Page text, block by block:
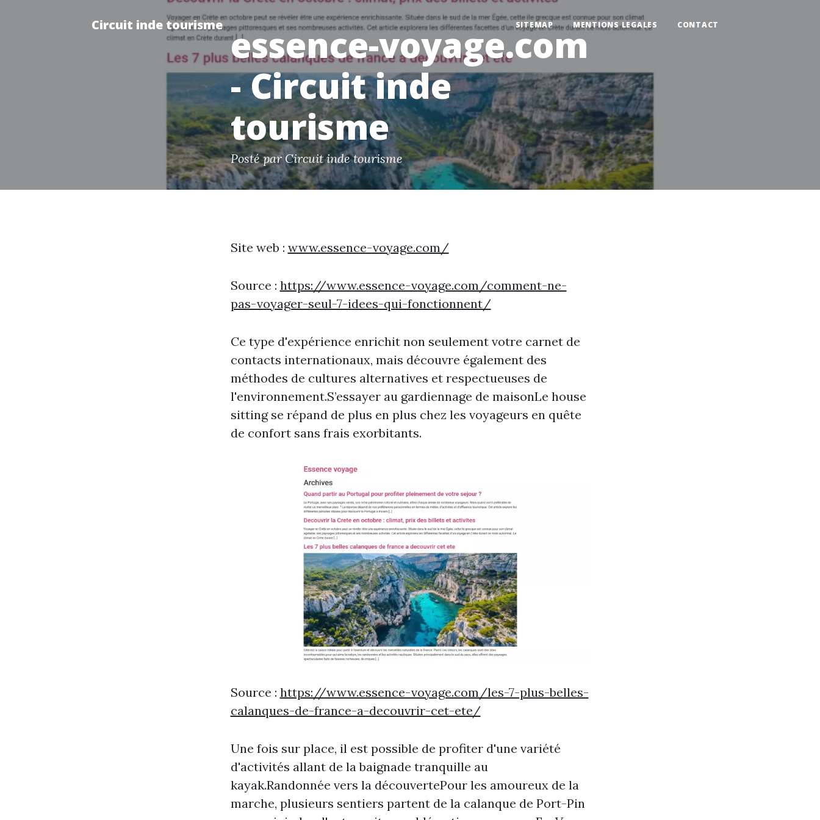
Circuit inde tourisme SITEMAP MENTIONS LEGALES CONTACT
essence-voyage.com
- Circuit inde
tourisme
Posté par Circuit inde tourisme
Site web : www.essence-voyage.com/
Source : https://www.essence-voyage.com/comment-ne-
pas-voyager-seul-7-idees-qui-fonctionnent/
Ce type d'expérience enrichit non seulement votre carnet de
contacts internationaux, mais découvre également des
méthodes de cultures alternatives et respectueuses de
l'environnement.S’essayer au gardiennage de maisonLe house
sitting se répand de plus en plus chez les voyageurs en quête
de confort sans frais exorbitants.
Source : https://www.essence-voyage.com/les-7-plus-belles-
calanques-de-france-a-decouvrir-cet-ete/
Une fois sur place, il est possible de profiter d'une variété
d'activités allant de la baignade tranquille au
kayak.Randonnée vers la découvertePour les amoureux de la
marche, plusieurs sentiers partent de la calanque de Port-Pin